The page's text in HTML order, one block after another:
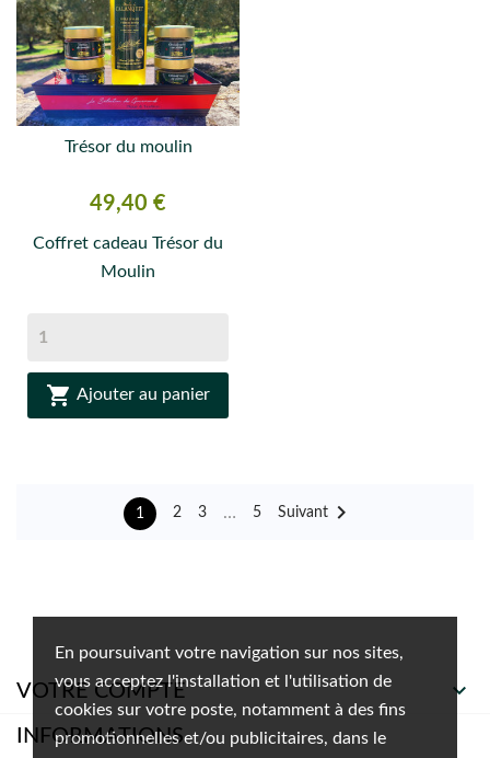
En poursuivant votre navigation sur nos sites,
vous acceptez l'installation et l'utilisation de
cookies sur votre poste, notamment à des fins
promotionnelles et/ou publicitaires, dans le
Trésor du moulin
Prix
49,40 €
Coffret cadeau Trésor du
Moulin
 Ajouter au panier
1 2 3 … 5 Suivant 
VOTRE COMPTE 
INFORMATIONS